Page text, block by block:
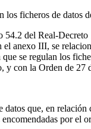
los ficheros de datos
del Real-
el anexo III, se
se regulan los
y con la Orden de
datos que, en
por el